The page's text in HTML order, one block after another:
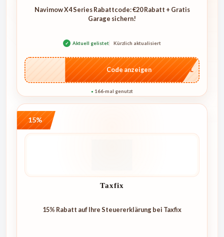
Navimow X4 Series Rabattcode: €20 Rabatt + Gratis
Garage sichern!
✓ Aktuell gelistet Kürzlich aktualisiert
…4KL
Code anzeigen
● 166-mal genutzt
15%
Taxfix
15% Rabatt auf Ihre Steuererklärung bei Taxfix